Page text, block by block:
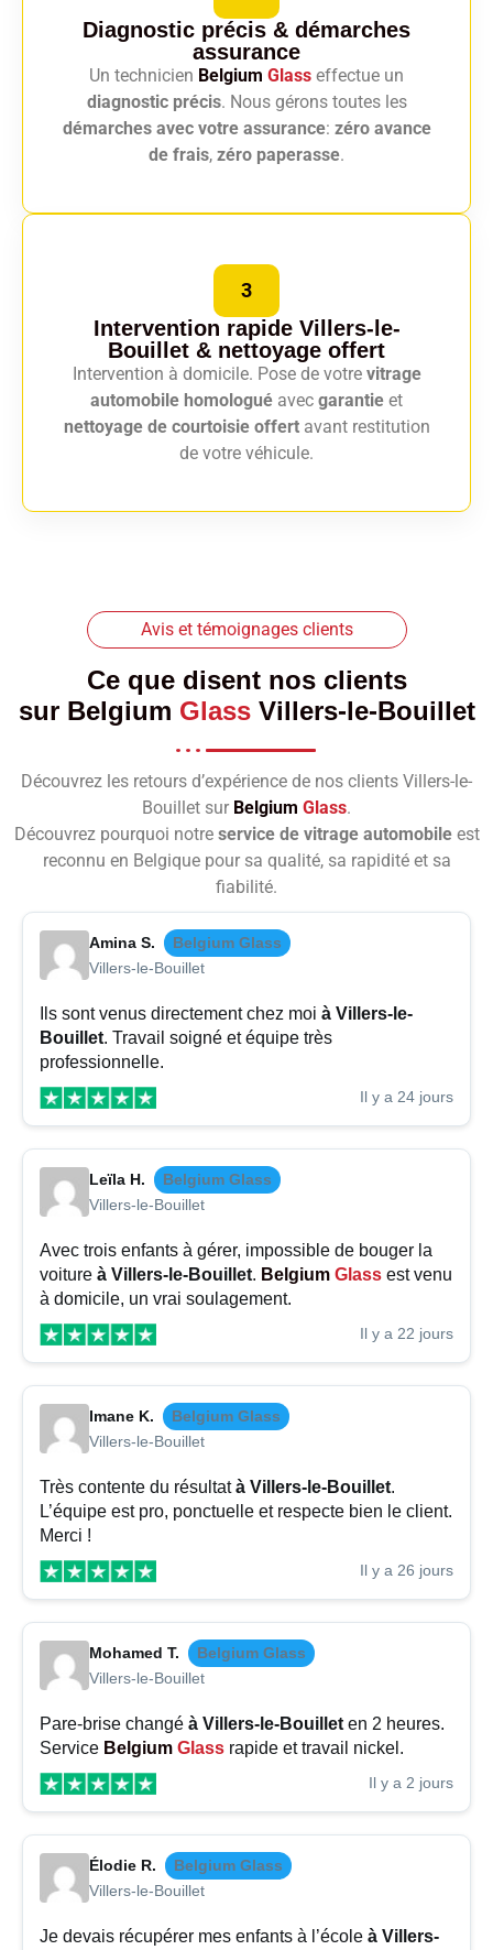
Diagnostic précis & démarches
assurance
Un technicien Belgium Glass effectue un
diagnostic précis. Nous gérons toutes les
démarches avec votre assurance: zéro avance
de frais, zéro paperasse.
3
Intervention rapide Villers-le-
Bouillet & nettoyage offert
Intervention à domicile. Pose de votre vitrage
automobile homologué avec garantie et
nettoyage de courtoisie offertavant restitution
de votre véhicule.
Avis et témoignages clients
Ce que disent nos clients
sur Belgium GlassVillers-le-Bouillet
Découvrez les retours d’expérience de nos clients Villers-le-
Bouillet sur Belgium Glass.
Découvrez pourquoi notre service de vitrage automobileest
reconnu en Belgique pour sa qualité, sa rapidité et sa
fiabilité.
Amina S.
Belgium Glass
Villers-le-Bouillet
Ils sont venus directement chez moi à Villers-le-
Bouillet. Travail soigné et équipe très
professionnelle.
Il y a 24 jours
Leïla H.
Belgium Glass
Villers-le-Bouillet
Avec trois enfants à gérer, impossible de bouger la
voiture à Villers-le-Bouillet. Belgium Glass est venu
à domicile, un vrai soulagement.
Il y a 22 jours
Imane K.
Belgium Glass
Villers-le-Bouillet
Très contente du résultatà Villers-le-Bouillet.
L’équipe est pro, ponctuelle et respecte bien le client.
Merci !
Il y a 26 jours
Mohamed T.
Belgium Glass
Villers-le-Bouillet
Pare-brise changé à Villers-le-Bouillet en 2 heures.
Service Belgium Glass rapide et travail nickel.
Il y a 2 jours
Élodie R.
Belgium Glass
Villers-le-Bouillet
Je devais récupérer mes enfants à l’école à Villers-